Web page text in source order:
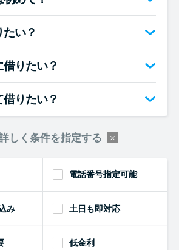
カードローン診断
ードローンQ&A
ードローンの見直しで40万円
い？
りたい？
りたい？
しく条件を指定する
電話番号指定可能
み 土日も即対応
低金利